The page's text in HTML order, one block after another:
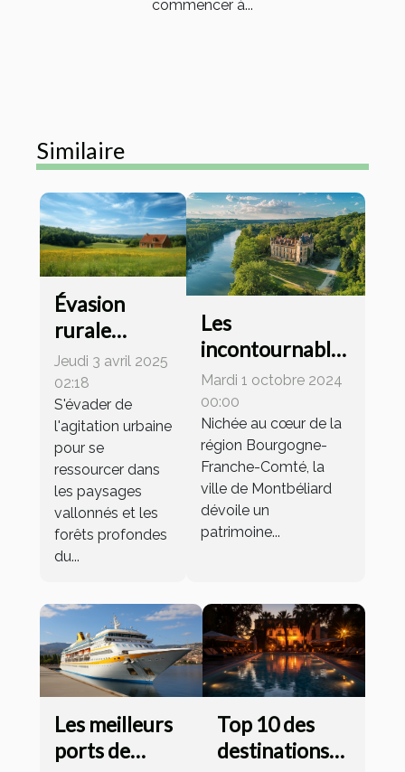
commencer à...
Similaire
Évasion
rurale
conseils
pour un
week-end
inoubliable
dans le
Perche
Jeudi 3 avril 2025
02:18
S'évader de
l'agitation urbaine
pour se
ressourcer dans
les paysages
vallonnés et les
forêts profondes
du...
Les
incontournables
de Montbéliard :
un guide des
sites historiques
et culturels
Mardi 1 octobre 2024
00:00
Nichée au cœur de la
région Bourgogne-
Franche-Comté, la
ville de Montbéliard
dévoile un
patrimoine...
Les meilleurs
ports de
Top 10 des
destinations